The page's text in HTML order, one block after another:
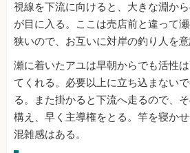
視線を下流に向けると、大きな淵か
が目に入る。ここは売店前と違って
狭いので、お互いに対岸の釣り人を意
瀬に着いたアユは早朝からでも活性
てくれる。必要以上に立ち込まない
る。また掛かると下流へ走るので、
構え、早く主導権をとる。竿を寝かせ
混雑感はある。